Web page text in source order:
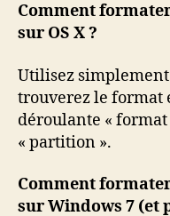
Comment
sur OS X ?
Utilisez
trouverez le format
déroulante « format
« partition ».
Comment
sur Windows 7 (et